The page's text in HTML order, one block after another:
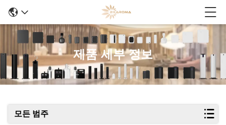
제품 세부 정보
모든 범주